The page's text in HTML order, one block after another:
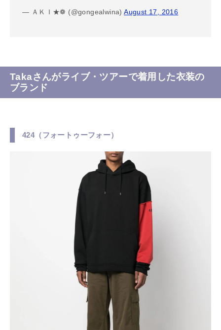
— ＡＫＩ★❁ (@gongealwina)August 17, 2016
Takaさんがライブ・ツアーで着用した衣装の
ブランド
424（フォートゥーフォー）